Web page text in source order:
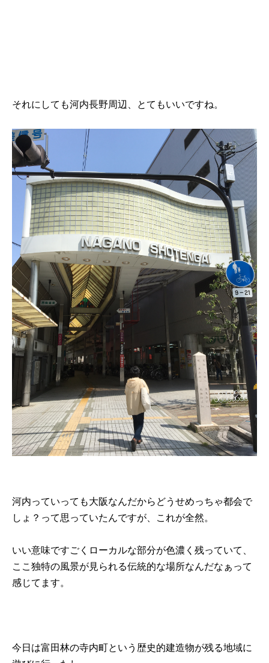
それにしても河内長野周辺、とてもいいですね。
河内っていっても大阪なんだからどうせめっちゃ都会で
しょ？って思っていたんですが、これが全然。
いい意味ですごくローカルな部分が色濃く残っていて、
ここ独特の風景が見られる伝統的な場所なんだなぁって
感じてます。
今日は富田林の寺内町という歴史的建造物が残る地域に